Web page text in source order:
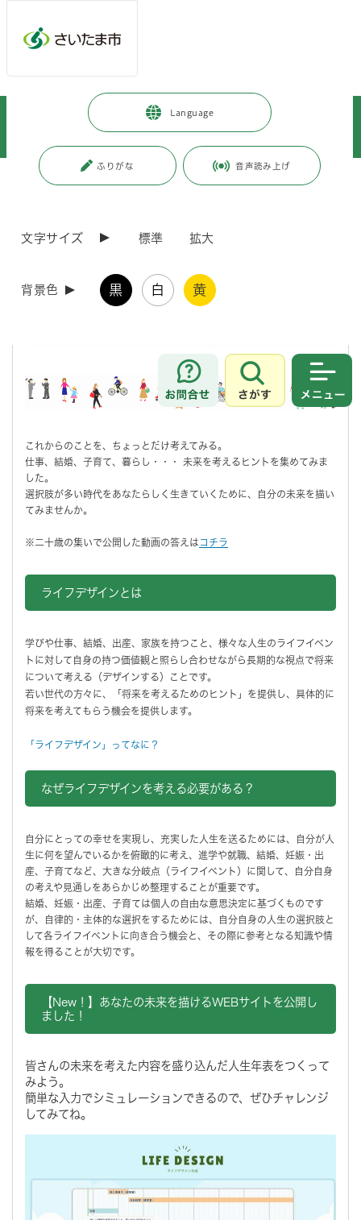
Language
ふりがな 音声読み上げ
文字サイズ 標準 拡大
背景色 黒 白 黄
お問合せ
さがす
子育て・教育 > 教育 > 青少年育成
「ニ十歳の集い」の案内状を受け取ったあなたへ。自分の未来を少し考えて
更新日付：2026年1月12日 / ページ番号：C125547
へ。自分の未来を少し考えてみませんか。
これからのことを、ちょっとだけ考えてみる。
仕事、結婚、子育て、暮らし・・・ 未来を考えるヒントを集めてみま
した。
選択肢が多い時代をあなたらしく生きていくために、自分の未来を描い
てみませんか。
※二十歳の集いで公開した動画の答えは コチラ
ライフデザインとは
学びや仕事、結婚、出産、家族を持つこと、様々な人生のライフイベン
トに対して自身の持つ価値観と照らし合わせながら長期的な視点で将来
について考える（デザインする）ことです。
若い世代の方々に、「将来を考えるためのヒント」を提供し、具体的に
将来を考えてもらう機会を提供します。
「ライフデザイン」ってなに？
なぜライフデザインを考える必要がある？
自分にとっての幸せを実現し、充実した人生を送るためには、自分が人
生に何を望んでいるかを俯瞰的に考え、進学や就職、結婚、妊娠・出
産、子育てなど、大きな分岐点（ライフイベント）に関して、自分自身
の考えや見通しをあらかじめ整理することが重要です。
結婚、妊娠・出産、子育ては個人の自由な意思決定に基づくものです
が、自律的・主体的な選択をするためには、自分自身の人生の選択肢と
して各ライフイベントに向き合う機会と、その際に参考となる知識や情
報を得ることが大切です。
【New！】あなたの未来を描けるWEBサイトを公開し
ました！
皆さんの未来を考えた内容を盛り込んだ人生年表をつくって
みよう。
簡単な入力でシミュレーションできるので、ぜひチャレンジ
してみてね。